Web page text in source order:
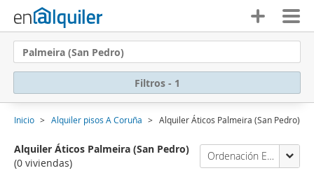
Palmeira (San Pedro)
Filtros - 1
Inicio Alquiler pisos A Coruña Alquiler Áticos Palmeira (San Pedro)
Alquiler Áticos Palmeira (San Pedro)
(0 viviendas)
Ordenación Enalquiler